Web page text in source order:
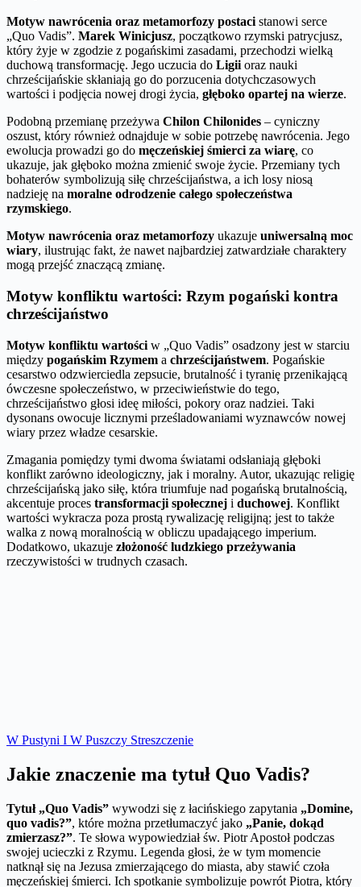
Motyw nawrócenia oraz metamorfozy postacistanowi serce
„Quo Vadis”. Marek Winicjusz, początkowo rzymski patrycjusz,
który żyje w zgodzie z pogańskimi zasadami, przechodzi wielką
duchową transformację. Jego uczucia do Ligiioraz nauki
chrześcijańskie skłaniają go do porzucenia dotychczasowych
wartości i podjęcia nowej drogi życia, głęboko opartej na wierze.
Podobną przemianę przeżywa Chilon Chilonides – cyniczny
oszust, który również odnajduje w sobie potrzebę nawrócenia. Jego
ewolucja prowadzi go do męczeńskiej śmierci za wiarę, co
ukazuje, jak głęboko można zmienić swoje życie. Przemiany tych
bohaterów symbolizują siłę chrześcijaństwa, a ich losy niosą
nadzieję na moralne odrodzenie całego społeczeństwa
rzymskiego.
Motyw nawrócenia oraz metamorfozy ukazuje uniwersalną moc
wiary, ilustrując fakt, że nawet najbardziej zatwardziałe charaktery
mogą przejść znaczącą zmianę.
Motyw konfliktu wartości: Rzym pogański kontra
chrześcijaństwo
Motyw konfliktu wartości w „Quo Vadis” osadzony jest w starciu
między pogańskim Rzymem a chrześcijaństwem. Pogańskie
cesarstwo odzwierciedla zepsucie, brutalność i tyranię przenikającą
ówczesne społeczeństwo, w przeciwieństwie do tego,
chrześcijaństwo głosi ideę miłości, pokory oraz nadziei. Taki
dysonans owocuje licznymi prześladowaniami wyznawców nowej
wiary przez władze cesarskie.
Zmagania pomiędzy tymi dwoma światami odsłaniają głęboki
konflikt zarówno ideologiczny, jak i moralny. Autor, ukazując religię
chrześcijańską jako siłę, która triumfuje nad pogańską brutalnością,
akcentuje proces transformacji społecznej i duchowej. Konflikt
wartości wykracza poza prostą rywalizację religijną; jest to także
walka z nową moralnością w obliczu upadającego imperium.
Dodatkowo, ukazuje złożoność ludzkiego przeżywania
rzeczywistości w trudnych czasach.
W Pustyni I W Puszczy Streszczenie
Jakie znaczenie ma tytuł Quo Vadis?
Tytuł „Quo Vadis” wywodzi się z łacińskiego zapytania „Domine,
quo vadis?”, które można przetłumaczyć jako „Panie, dokąd
zmierzasz?”. Te słowa wypowiedział św. Piotr Apostoł podczas
swojej ucieczki z Rzymu. Legenda głosi, że w tym momencie
natknął się na Jezusa zmierzającego do miasta, aby stawić czoła
męczeńskiej śmierci. Ich spotkanie symbolizuje powrót Piotra, który